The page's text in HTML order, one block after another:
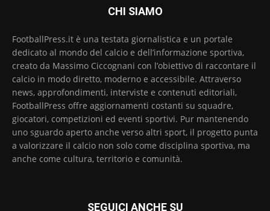
CHI SIAMO
FootballPress.it è una testata giornalistica e un portale
dedicato al mondo del calcio e dell’informazione sportiva,
creato da Massimo Ciccognani con l’obiettivo di raccontare il
calcio in modo diretto, moderno e accessibile. Attraverso
news, approfondimenti, interviste e contenuti editoriali,
FootballPress offre aggiornamenti costanti su squadre,
giocatori, competizioni ed eventi sportivi. Pur mantenendo
uno sguardo aperto anche verso altri sport, il progetto punta
a valorizzare il calcio non solo come disciplina sportiva, ma
anche come cultura, territorio e comunità.
SEGUICI ANCHE SU